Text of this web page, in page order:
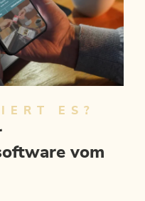
ES?
vom